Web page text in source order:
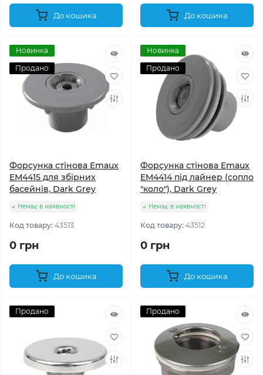
До кошика До кошика
Новинка
Продано
Форсунка стінова Emaux
EM4415 для збірних
басейнів, Dark Grey
Немає в наявності
Код товару: 43513
0 грн
До кошика
Новинка
Продано
Форсунка стінова Emaux
EM4414 під лайнер (сопло
"коло"), Dark Grey
Немає в наявності
Код товару: 43512
0 грн
До кошика
Продано Продано